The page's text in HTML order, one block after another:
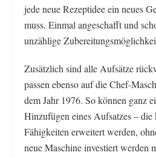
jede neue Rezeptidee ein neues
muss. Einmal angeschafft und
unzählige
Zusätzlich sind alle Aufsätze
passen ebenso auf die Chef-
dem Jahr 1976. So können ganz
Hinzufügen eines Aufsatzes – die
Fähigkeiten erweitert werden,
neue Maschine investiert werden